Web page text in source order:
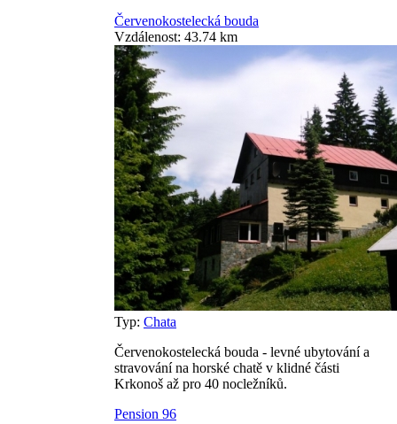
Červenokostelecká bouda
Vzdálenost: 43.74 km
Typ: Chata
Červenokostelecká bouda - levné ubytování a
stravování na horské chatě v klidné části
Krkonoš až pro 40 nocležníků.
Pension 96